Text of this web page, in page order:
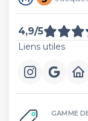
4,9/5
Liens utiles
GAMME